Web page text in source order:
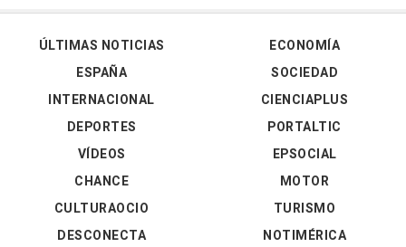
ÚLTIMAS NOTICIAS
ESPAÑA
INTERNACIONAL
DEPORTES
VÍDEOS
ECONOMÍA
SOCIEDAD
CIENCIAPLUS
PORTALTIC
EPSOCIAL
CHANCE
CULTURAOCIO
DESCONECTA
MOTOR
TURISMO
NOTIMÉRICA